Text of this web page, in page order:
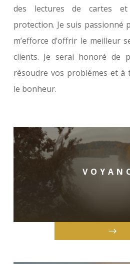
des lectures de cartes
protection. Je suis passionné
m’efforce d’offrir le meilleur
clients. Je serai honoré de
résoudre vos problèmes et
le bonheur.